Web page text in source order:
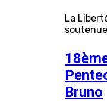
La
Bruno